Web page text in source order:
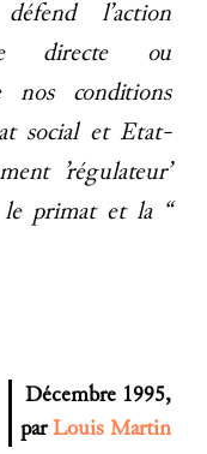
l’action
directe ou
nos conditions
social et Etat-
’régulateur’
le primat et la “
Décembre 1995,
parLouis Martin